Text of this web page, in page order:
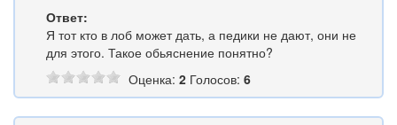
Ответ:
Я тот кто в лоб может дать, а педики не дают, они не
для этого. Такое обьяснение понятно?
Оценка: 2 Голосов: 6